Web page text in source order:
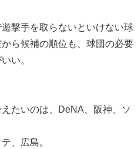
撃手を取らないといけない球
ら候補の順位も、球団の必要
い。
たいのは、DeNA、阪神、ソ
、広島。